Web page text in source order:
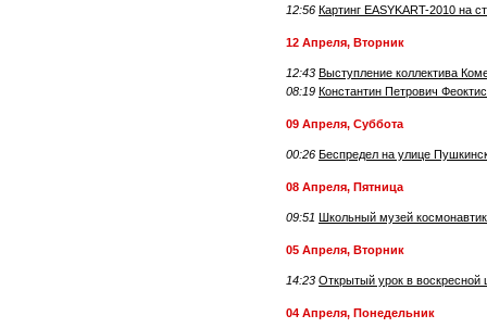
12:56 Картинг EASYKART-2010 на
12 Апреля, Вторник
12:43 Выступление коллектива
08:19 Константин Петрович
09 Апреля, Суббота
00:26 Беспредел на улице
08 Апреля, Пятница
09:51 Школьный музей
05 Апреля, Вторник
14:23 Открытый урок в воскресной
04 Апреля, Понедельник